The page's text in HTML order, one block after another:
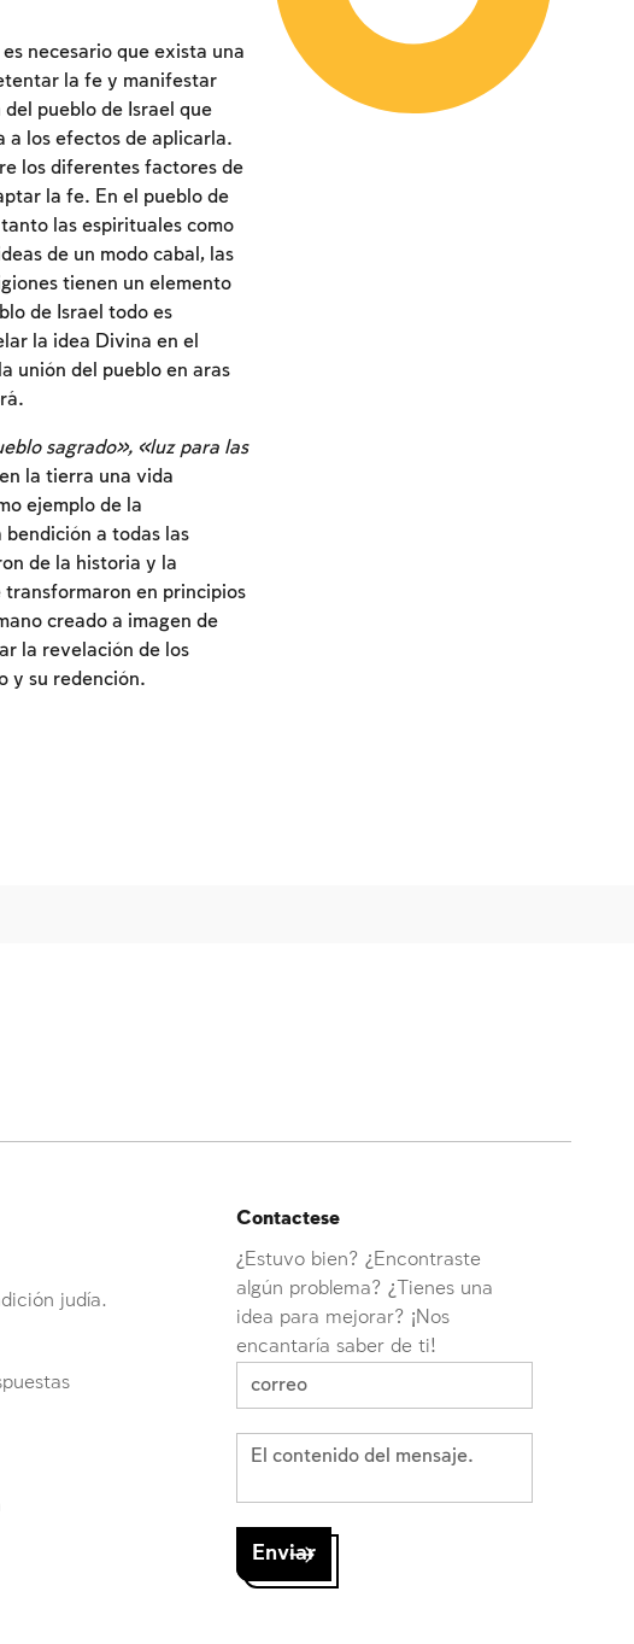
necesario que exista una
la fe y manifestar
pueblo de Israel que
a los efectos de aplicarla.
los diferentes factores de
la fe. En el pueblo de
las espirituales como
de un modo cabal, las
tienen un elemento
de Israel todo es
la idea Divina en el
unión del pueblo en aras
sagrado», «luz para las
la tierra una vida
ejemplo de la
a todas las
de la historia y la
transformaron en principios
creado a imagen de
la revelación de los
y su redención.
Contactese
¿Estuvo bien? ¿Encontraste
algún problema? ¿Tienes una
idea para mejorar? ¡Nos
encantaría saber de ti!
judía.